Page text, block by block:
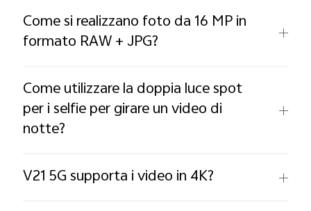
Come si realizzano foto da 16 MP in
formato RAW + JPG?
Come utilizzare la doppia luce spot
per i selfie per girare un video di
notte?
V21 5G supporta i video in 4K?